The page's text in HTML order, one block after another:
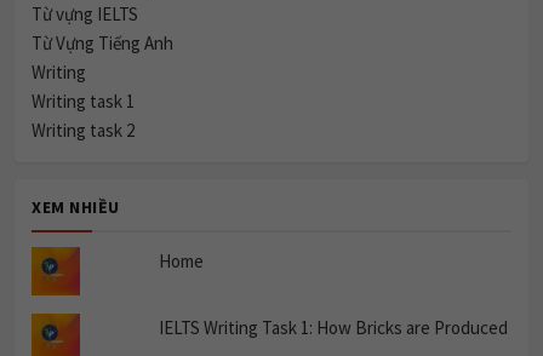
Từ vựng IELTS
Từ Vựng Tiếng Anh
Writing
Writing task 1
Writing task 2
XEM NHIỀU
Home
IELTS Writing Task 1: How Bricks are Produced